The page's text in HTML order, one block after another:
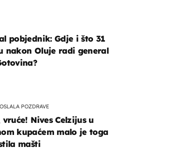
pobjednik: Gdje i što 31
nakon Oluje radi general
POZDRAVE
vruće! Nives Celzijus u
kupaćem malo je toga
mašti